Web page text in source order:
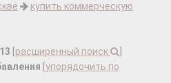
купить коммерческую
расширенный поиск
упорядочить по